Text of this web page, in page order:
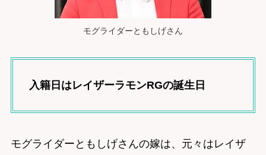
モグライダーともしげさん
入籍日はレイザーラモンRGの誕生日
モグライダーともしげさんの嫁は、元々はレイザ